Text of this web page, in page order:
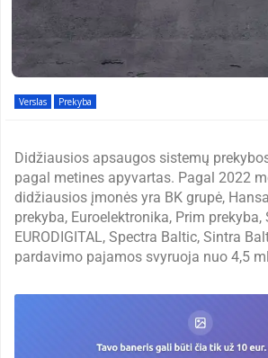
Verslas Prekyba
Didžiausios apsaugos sistemų
pagal metines apyvartas. Pagal 2022
didžiausios įmonės yra BK grupė,
prekyba, Euroelektronika, Prim prekyba,
EURODIGITAL, Spectra Baltic, Sintra
pardavimo pajamos svyruoja nuo 4,5